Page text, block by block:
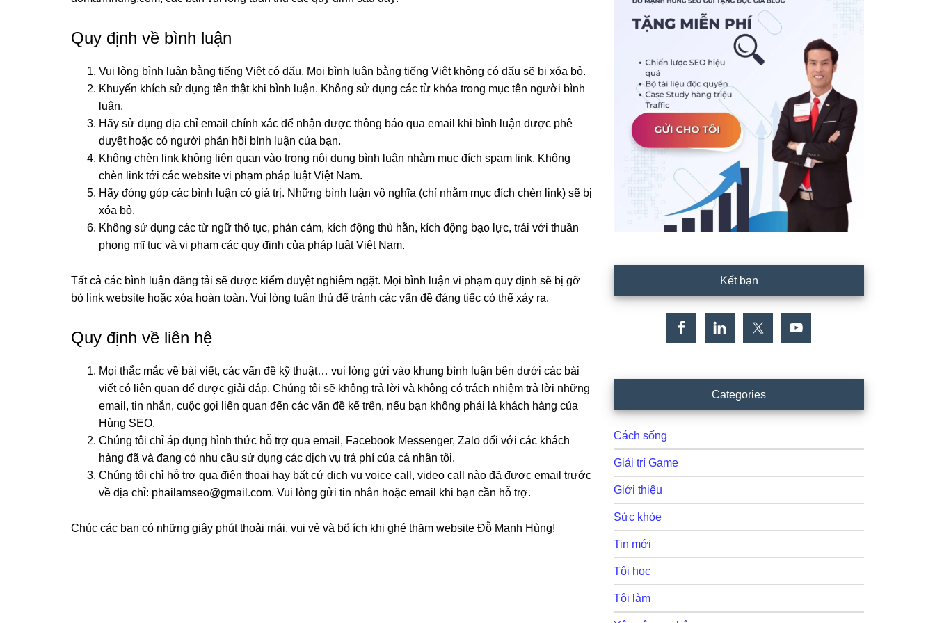
Quy định về bình luận
Vui lòng bình luận bằng tiếng Việt có dấu. Mọi bình luận bằng tiếng Việt không có dấu sẽ bị xóa bỏ.
Khuyến khích sử dụng tên thật khi bình luận. Không sử dụng các từ khóa trong mục tên người bình
luận.
Hãy sử dụng địa chỉ email chính xác để nhận được thông báo qua email khi bình luận được phê
duyệt hoặc có người phản hồi bình luận của bạn.
Không chèn link không liên quan vào trong nội dung bình luận nhằm mục đích spam link. Không
chèn link tới các website vi phạm pháp luật Việt Nam.
Hãy đóng góp các bình luận có giá trị. Những bình luận vô nghĩa (chỉ nhằm mục đích chèn link) sẽ bị
xóa bỏ.
Không sử dụng các từ ngữ thô tục, phản cảm, kích động thù hằn, kích động bạo lực, trái với thuần
phong mĩ tục và vi phạm các quy định của pháp luật Việt Nam.
Tất cả các bình luận đăng tải sẽ được kiểm duyệt nghiêm ngặt. Mọi bình luận vi phạm quy định sẽ bị gỡ
bỏ link website hoặc xóa hoàn toàn. Vui lòng tuân thủ để tránh các vấn đề đáng tiếc có thể xảy ra.
Quy định về liên hệ
Mọi thắc mắc về bài viết, các vấn đề kỹ thuật… vui lòng gửi vào khung bình luận bên dưới các bài
viết có liên quan để được giải đáp. Chúng tôi sẽ không trả lời và không có trách nhiệm trả lời những
email, tin nhắn, cuộc gọi liên quan đến các vấn đề kể trên, nếu bạn không phải là khách hàng của
Hùng SEO.
Chúng tôi chỉ áp dụng hình thức hỗ trợ qua email, Facebook Messenger, Zalo đối với các khách
hàng đã và đang có nhu cầu sử dụng các dịch vụ trả phí của cá nhân tôi.
Chúng tôi chỉ hỗ trợ qua điện thoại hay bất cứ dịch vụ voice call, video call nào đã được email trước
về địa chỉ: phailamseo@gmail.com. Vui lòng gửi tin nhắn hoặc email khi bạn cần hỗ trợ.
Chúc các bạn có những giây phút thoải mái, vui vẻ và bổ ích khi ghé thăm website Đỗ Mạnh Hùng!
Kết bạn
Categories
Cách sống
Giải trí Game
Giới thiệu
Sức khỏe
Tin mới
Tôi học
Tôi làm